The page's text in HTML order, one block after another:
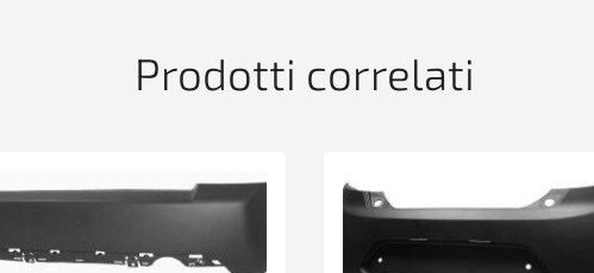
Prodotti correlati